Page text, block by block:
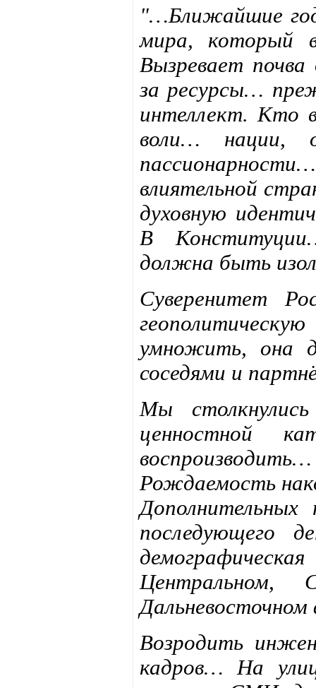
"…Ближайшие
мира, который
Вызревает почва
за ресурсы…
интеллект. Кто
воли… нации,
влиятельной
духовную
В
должна быть
Суверенитет
умножить, она
соседями и
Мы
ценностной
Рождаемость
последующего
Центральном,
Возродить
кадров… На